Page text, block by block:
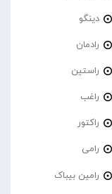
دینگو
رادمان
راستین
راغب
راکتور
رامی
رامین بیباک